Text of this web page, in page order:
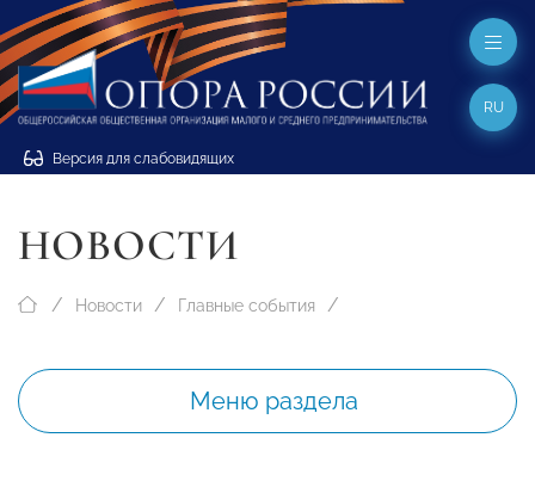
Версия для слабовидящих
RU
НОВОСТИ
Новости Главные события
Меню раздела